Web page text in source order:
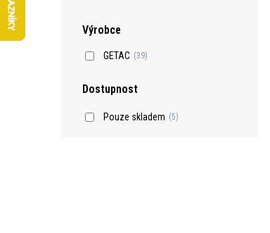
Výrobce
GETAC (39)
Dostupnost
Pouze skladem (5)